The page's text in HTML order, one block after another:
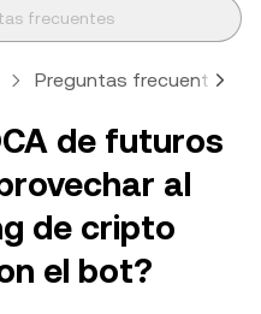
Preguntas frecuentes
de futuros
al
de cripto
el bot?